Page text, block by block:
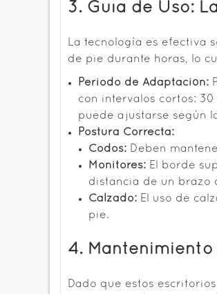
3. Guía de Uso:
La tecnología es efectiva
de pie durante horas, lo
Periodo de Adaptación:
con intervalos cortos:
puede ajustarse según
Postura Correcta:
Codos: Deben
Monitores: El borde
distancia de un brazo
Calzado: El uso de
pie.
4.
Dado que estos